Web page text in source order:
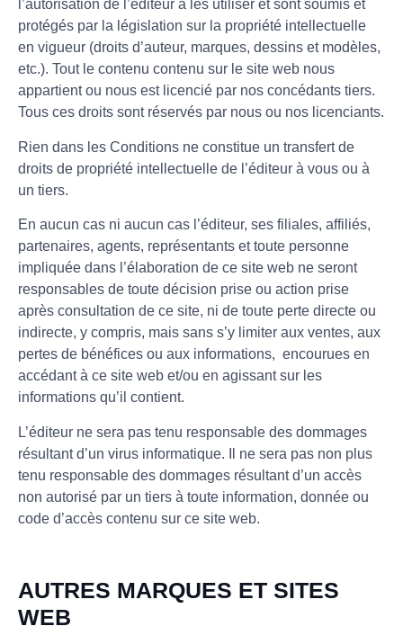
l’autorisation de l’éditeur à les utiliser et sont soumis et
protégés par la législation sur la propriété intellectuelle
en vigueur (droits d’auteur, marques, dessins et modèles,
etc.). Tout le contenu contenu sur le site web nous
appartient ou nous est licencié par nos concédants tiers.
Tous ces droits sont réservés par nous ou nos licenciants.
Rien dans les Conditions ne constitue un transfert de
droits de propriété intellectuelle de l’éditeur à vous ou à
un tiers.
En aucun cas ni aucun cas l’éditeur, ses filiales, affiliés,
partenaires, agents, représentants et toute personne
impliquée dans l’élaboration de ce site web ne seront
responsables de toute décision prise ou action prise
après consultation de ce site, ni de toute perte directe ou
indirecte, y compris, mais sans s’y limiter aux ventes, aux
pertes de bénéfices ou aux informations, encourues en
accédant à ce site web et/ou en agissant sur les
informations qu’il contient.
L’éditeur ne sera pas tenu responsable des dommages
résultant d’un virus informatique. Il ne sera pas non plus
tenu responsable des dommages résultant d’un accès
non autorisé par un tiers à toute information, donnée ou
code d’accès contenu sur ce site web.
AUTRES MARQUES ET SITES
WEB